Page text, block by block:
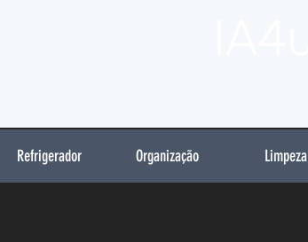
Refrigerador Organização Limpeza